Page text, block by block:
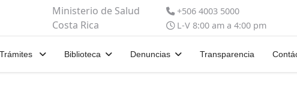
Ministerio de Salud
Costa Rica
+506 4003 5000
L-V 8:00 am a 4:00 pm
Trámites Biblioteca Denuncias Transparencia